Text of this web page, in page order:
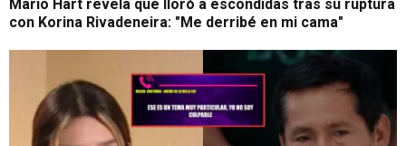
Mario Hart revela que lloró a escondidas tras su ruptura
con Korina Rivadeneira: "Me derribé en mi cama"